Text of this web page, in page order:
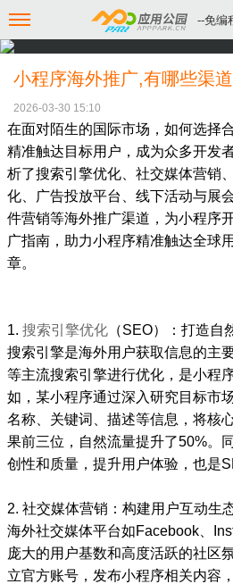
--免编
小程序海外推广,有哪些渠
2026-03-30 15:10
在面对陌生的国际市场，如何选择
精准触达目标用户，成为众多开发
析了搜索引擎优化 、社交媒体营销
化、广告投放平台、线下活动与展
件营销等海外推广渠道，为小程序
广指南，助力小程序精准触达全球
章。
1. 搜索引擎优化 （SEO）：打造自
搜索引擎是海外用户获取信息的主
等主流搜索引擎进行优化，是小程
如，某小程序通过深入研究目标市
名称、关键词、描述等信息，将核
果前三位，自然流量提升了50%。
创性和质量，提升用户体验，也是
2. 社交媒体营销：构建用户互动生
海外社交媒体平台如Facebook、
庞大的用户基数和高度活跃的社区
立官方账号，发布小程序相关内容